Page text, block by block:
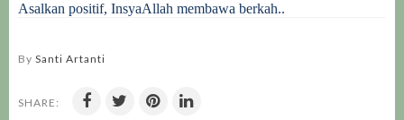
Asalkan positif, InsyaAllah membawa berkah..
By Santi Artanti
SHARE: